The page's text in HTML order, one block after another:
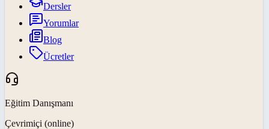
Dersler
Yorumlar
Blog
Ücretler
Eğitim Danışmanı
Çevrimiçi (online)